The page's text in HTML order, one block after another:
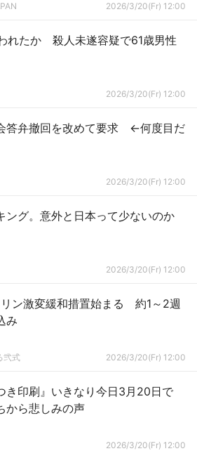
2026/3/20(Fr) 12:00
れたか 殺人未遂容疑で61歳男性
2026/3/20(Fr) 12:00
答弁撤回を改めて要求 ←何度目だ
2026/3/20(Fr) 12:00
ング。意外と日本って少ないのか
2026/3/20(Fr) 12:00
リン激変緩和措置始まる 約1～2週
み
弐式 2026/3/20(Fr) 12:00
き印刷』いきなり今日3月20日で
から悲しみの声
2026/3/20(Fr) 12:00